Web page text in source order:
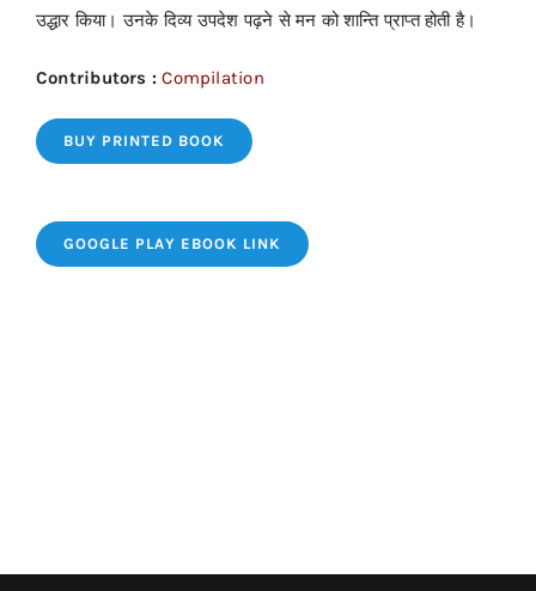
उद्धार किया। उनके दिव्य उपदेश पढ़ने से मन को शान्ति प्राप्त होती है।
Contributors :Compilation
BUY PRINTED BOOK
GOOGLE PLAY EBOOK LINK